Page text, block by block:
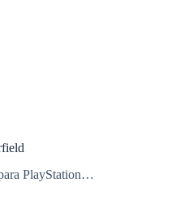
PlayStation…